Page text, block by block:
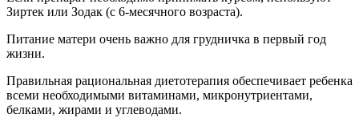
Зиртек или Зодак (с 6-месячного возраста).
Питание матери очень важно для грудничка в первый год
жизни.
Правильная рациональная диетотерапия обеспечивает ребенка
всеми необходимыми витаминами, микронутриентами,
белками, жирами и углеводами.